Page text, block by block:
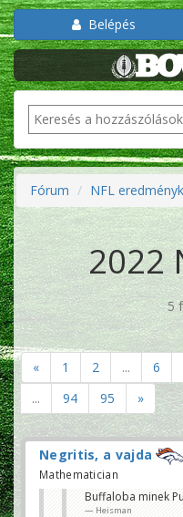
Belépés
Fórum NFL
2022
5
« 1 2 ... 6
...
94 95 »
Negritis, a vajda
Mathematician
Buffaloba minek
Heisman